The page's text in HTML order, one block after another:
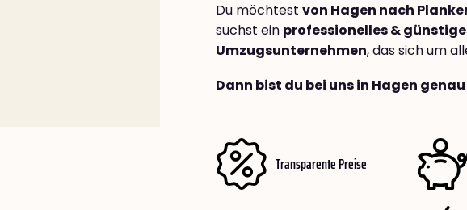
Du möchtest von Hagen nach
suchst ein professionelles &
Umzugsunternehmen, das sich um
Dann bist du bei uns in Hagen
Transparente Preise